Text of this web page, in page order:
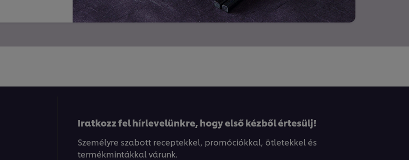
Iratkozz fel hírlevelünkre, hogy első kézből értesülj!
Személyre szabott receptekkel, promóciókkal, ötletekkel és
termékmintákkal várunk.